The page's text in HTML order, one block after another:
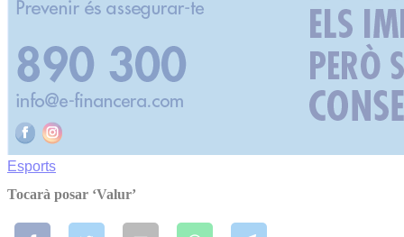
Esports
Tocarà posar ‘Valur’